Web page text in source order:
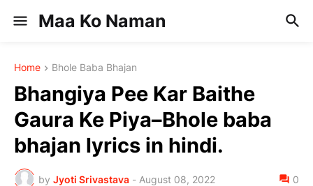
Maa Ko Naman
Home Bhole Baba Bhajan
Bhangiya Pee Kar Baithe
Gaura Ke Piya–Bhole baba
bhajan lyrics in hindi.
by Jyoti Srivastava - August 08, 2022 0